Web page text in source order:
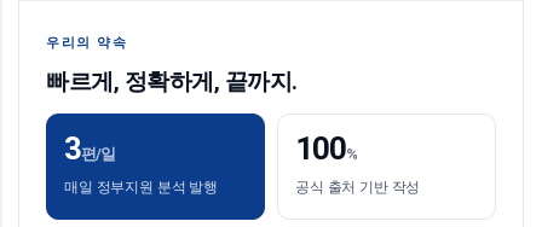
우리의 약속
빠르게, 정확하게, 끝까지.
3편/일
매일 정부지원 분석 발행
100%
공식 출처 기반 작성